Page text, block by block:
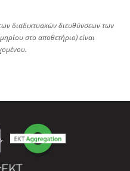
διαδικτυακών διευθύνσεων των
στο αποθετήριο) είναι